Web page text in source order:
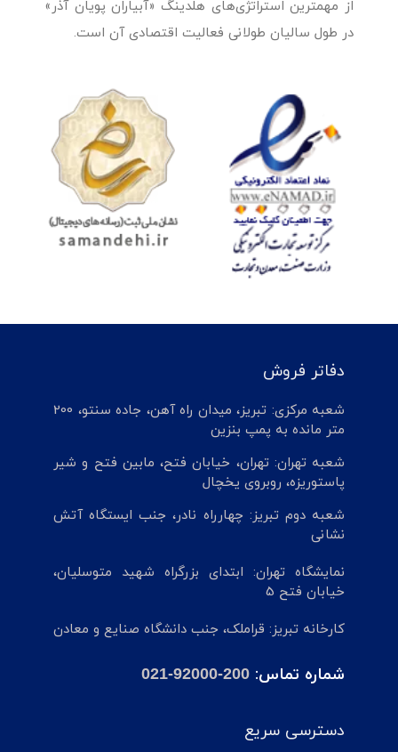
از مهمترین استراتژی‌های هلدینگ «آبیاران پویان آذر»
در طول سالیان طولانی فعالیت اقتصادی آن است.
دفاتر فروش
شعبه مرکزی: تبریز، میدان راه آهن، جاده سنتو، 200
متر مانده به پمپ بنزین
شعبه تهران: تهران، خیابان فتح، مابین فتح و شیر
پاستوریزه، روبروی یخچال
شعبه دوم تبریز: چهارراه نادر، جنب ایستگاه آتش
نشانی
نمایشگاه تهران: ابتدای بزرگراه شهید متوسلیان،
خیابان فتح 5
کارخانه تبریز: قراملک، جنب دانشگاه صنایع و معادن
شماره تماس: 021-92000-200
دسترسی سریع